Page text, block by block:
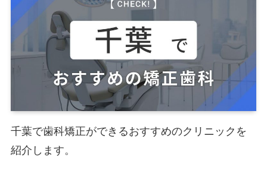
千葉で歯科矯正ができるおすすめのクリニックを
紹介します。